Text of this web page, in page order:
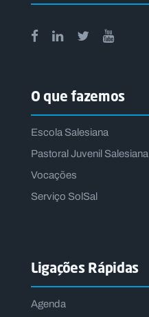
O que fazemos
Escola Salesiana
Pastoral Juvenil Salesiana
Vocações
Serviço SolSal
Ligações Rápidas
Agenda